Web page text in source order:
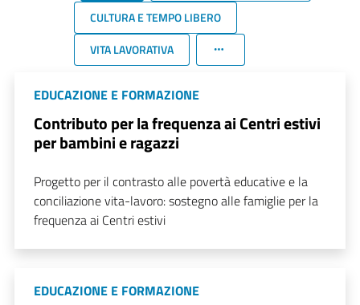
CULTURA E TEMPO LIBERO
VITA LAVORATIVA
EDUCAZIONE E FORMAZIONE
Contributo per la frequenza ai Centri estivi
per bambini e ragazzi
Progetto per il contrasto alle povertà educative e la
conciliazione vita-lavoro: sostegno alle famiglie per la
frequenza ai Centri estivi
EDUCAZIONE E FORMAZIONE